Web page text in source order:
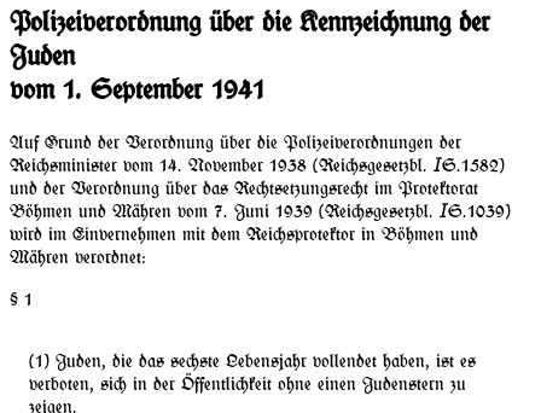
Polizeiverordnung über die Kennzeichnung der
Juden
vom 1. September 1941
Auf Grund der Verordnung über die Polizeiverordnungen der
Reichsminister vom 14. November 1938 (Reichsgesetzbl. 𝘐S.1582)
und der Verordnung über das Rechtsetzungsrecht im Protektorat
Böhmen und Mähren vom 7. Juni 1939 (Reichsgesetzbl. 𝘐S.1039)
wird im Einvernehmen mit dem Reichsprotektor in Böhmen und
Mähren verordnet:
§ 1
Juden, die das sechste Lebensjahr vollendet haben, ist es
verboten, sich in der Öffentlichkeit ohne einen Judenstern zu
zeigen.